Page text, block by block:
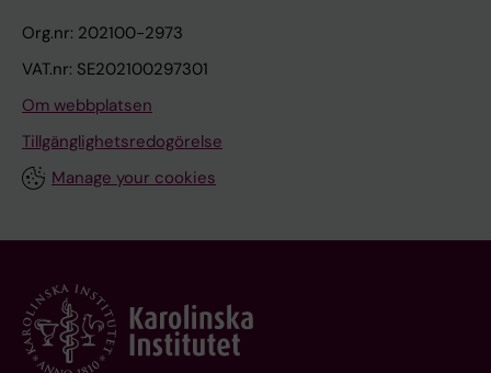
Org.nr: 202100-2973
VAT.nr: SE202100297301
Om webbplatsen
Tillgänglighetsredogörelse
Manage your cookies